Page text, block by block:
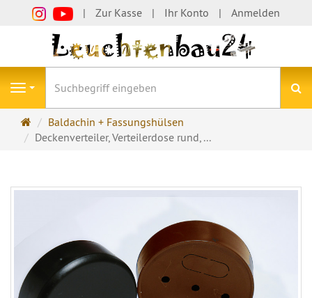
Zur Kasse Ihr Konto Anmelden
Navigation
Startseite
Baldachin + Fassungshülsen
Deckenverteiler, Verteilerdose rund, ...